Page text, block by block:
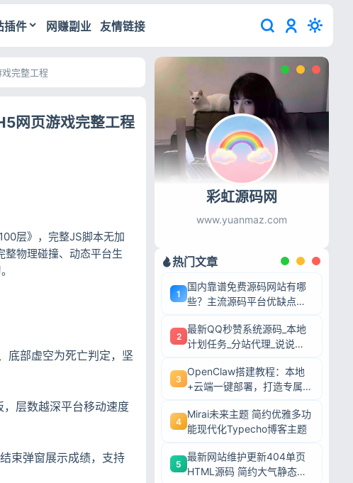
插件 网赚副业 友情链接
完整工程
网页游戏完整工程
层》，完整JS脚本无加
物理碰撞、动态平台生
底部虚空为死亡判定，坚
层数越深平台移动速度
束弹窗展示成绩，支持
彩虹源码网
www.yuanmaz.com
热门文章
1
国内靠谱免费源码网站有哪
些？主流源码平台优缺点深
2
最新QQ秒赞系统源码_本地
计划任务_分站代理_说说赞
3
OpenClaw搭建教程：本地
+云端一键部署，打造专属AI
4
Mirai未来主题 简约优雅多功
能现代化Typecho博客主题
5
最新网站维护更新404单页
HTML源码 简约大气静态模